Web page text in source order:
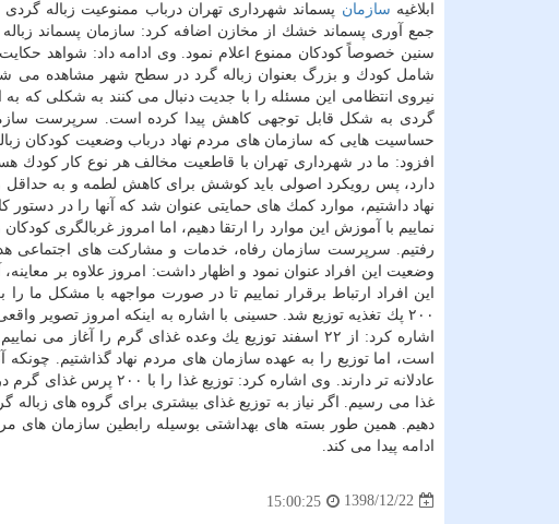
ابلاغیه سازمان پسماند شهرداری تهران درباب ممنوعیت زباله گردی
جمع آوری پسماند خشك از مخازن اضافه كرد: سازمان پسماند
سنین خصوصاً كودكان ممنوع اعلام نمود. وی ادامه داد: شواهد
شامل كودك و بزرگ بعنوان زباله گرد در سطح شهر مشاهده می
نیروی انتظامی این مسئله را با جدیت دنبال می كنند به شكلی كه
گردی به شكل قابل توجهی كاهش پیدا كرده است. سرپرست
حساسیت هایی كه سازمان های مردم نهاد درباب وضعیت كودكان
افزود: ما در شهرداری تهران با قاطعیت مخالف هر نوع كار كودك
دارد، پس رویكرد اصولی باید كوشش برای كاهش لطمه و به حداقل
نهاد داشتیم، موارد كمك های حمایتی عنوان شد كه آنها را در
نماییم با آموزش این موارد را ارتقا دهیم، اما امروز غربالگری
رفتیم. سرپرست سازمان رفاه، خدمات و مشاركت های اجتماعی هدف
وضعیت این افراد عنوان نمود و اظهار داشت: امروز علاوه بر
این افراد ارتباط برقرار نماییم تا در صورت مواجهه با مشكل ما
۲۰۰ پك تغذیه توزیع شد. حسینی با اشاره به اینكه امروز تصویر
اشاره كرد: از ۲۲ اسفند توزیع یك وعده غذای گرم را
است، اما توزیع را به عهده سازمان های مردم نهاد گذاشتیم.
غذا می رسیم. اگر نیاز به توزیع غذای بیشتری برای گروه های زباله
دهیم. همین طور بسته های بهداشتی بوسیله رابطین سازمان های
ادامه پیدا می كند.
1398/12/22
15:00:25